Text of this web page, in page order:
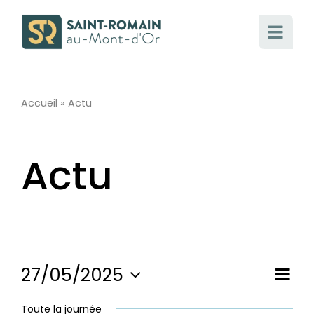
Accueil » Actu
Actu
Évènements
de
Jour
27/05/2025
Toute la journée